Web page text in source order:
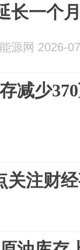
长一个
源网 2026-
减少
关注财